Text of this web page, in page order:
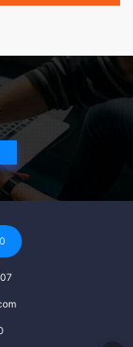
查和医疗记录审查
活习惯：捐赠者需
，并且未使用可能
孕植入物。 学历与
学历有一定要求，
选择受过高等教
条件。 心理状态
其对捐赠过程的
，并理解其捐赠行
于捐卵过程的时
通，并尊重预约和
，并保障受卵者的